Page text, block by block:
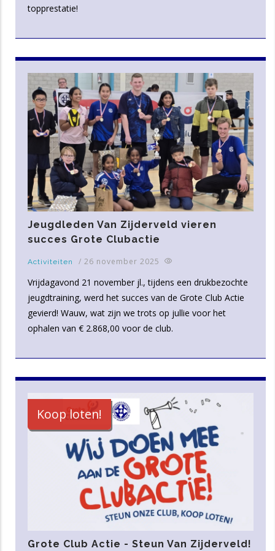
topprestatie!
Jeugdleden Van Zijderveld vieren
succes Grote Clubactie
Activiteiten / 26 november 2025
Vrijdagavond 21 november jl., tijdens een drukbezochte
jeugdtraining, werd het succes van de Grote Club Actie
gevierd! Wauw, wat zijn we trots op jullie voor het
ophalen van € 2.868,00 voor de club.
Koop loten!
Grote Club Actie - Steun Van Zijderveld!